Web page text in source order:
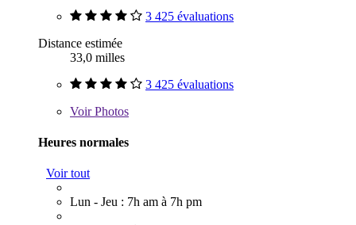
3 425 évaluations
Distance estimée
33,0 milles
3 425 évaluations
VoirPhotos
Heures normales
Voir tout
Lun - Jeu : 7h am à 7h pm